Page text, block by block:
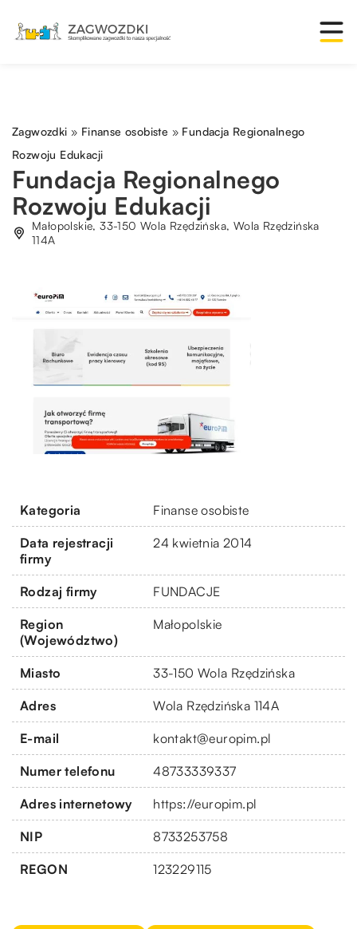
Zagwozdki » Finanse osobiste » Fundacja Regionalnego
Rozwoju Edukacji
Fundacja Regionalnego
Rozwoju Edukacji
Małopolskie, 33-150 Wola Rzędzińska, Wola Rzędzińska
114A
Kategoria Finanse osobiste
Data rejestracji
firmy
24 kwietnia 2014
Rodzaj firmy FUNDACJE
Region
(Województwo)
Małopolskie
Miasto 33-150 Wola Rzędzińska
Adres Wola Rzędzińska 114A
E-mail kontakt@europim.pl
Numer telefonu 48733339337
Adres internetowy https://europim.pl
NIP 8733253758
REGON 123229115